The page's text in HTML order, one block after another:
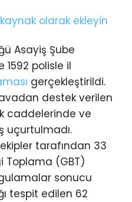
olarak ekleyin
Asayiş Şube
1592 polisle il
gerçekleştirildi.
destek verilen
caddelerinde ve
uçurtulmadı.
tarafından 33
Toplama (GBT)
sonucu
tespit edilen 62